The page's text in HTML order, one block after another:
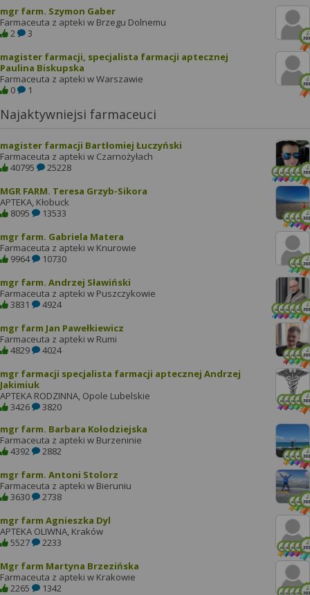
mgr farm. Szymon Gaber
Farmaceuta z apteki w Brzegu Dolnemu
2
3
magister farmacji, specjalista farmacji aptecznej
Paulina Biskupska
Farmaceuta z apteki w Warszawie
0
1
Najaktywniejsi farmaceuci
magister farmacji Bartłomiej Łuczyński
Farmaceuta z apteki w Czarnożyłach
40795
25228
MGR FARM. Teresa Grzyb-Sikora
APTEKA, Kłobuck
8095
13533
mgr farm. Gabriela Matera
Farmaceuta z apteki w Knurowie
9964
10730
mgr farm. Andrzej Sławiński
Farmaceuta z apteki w Puszczykowie
3831
4924
mgr farm Jan Pawełkiewicz
Farmaceuta z apteki w Rumi
4829
4024
mgr farmacji specjalista farmacji aptecznej Andrzej
Jakimiuk
APTEKA RODZINNA, Opole Lubelskie
3426
3820
mgr farm. Barbara Kołodziejska
Farmaceuta z apteki w Burzeninie
4392
2882
mgr farm. Antoni Stolorz
Farmaceuta z apteki w Bieruniu
3630
2738
mgr farm Agnieszka Dyl
APTEKA OLIWNA, Kraków
5527
2233
Mgr farm Martyna Brzezińska
Farmaceuta z apteki w Krakowie
2265
1342